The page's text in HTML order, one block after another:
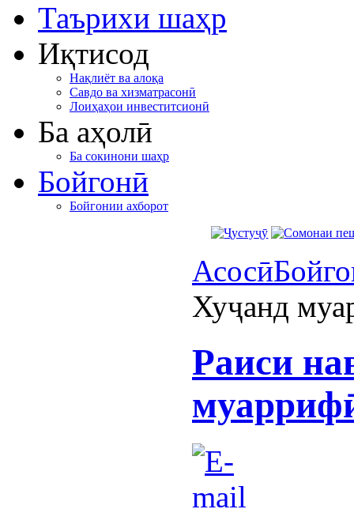
Таърихи шаҳр
Иқтисод
Нақлиёт ва алоқа
Савдо ва хизматрасонӣ
Лоиҳаҳои инвеститсионӣ
Ба аҳолӣ
Ба сокинони шаҳр
Бойгонӣ
Бойгонии ахборот
Асосӣ
Хуҷанд
Раиси